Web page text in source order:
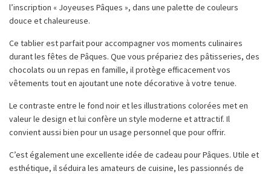
l’inscription « Joyeuses Pâques », dans une palette de couleurs
douce et chaleureuse.
Ce tablier est parfait pour accompagner vos moments culinaires
durant les fêtes de Pâques. Que vous prépariez des pâtisseries, des
chocolats ou un repas en famille, il protège efficacement vos
vêtements tout en ajoutant une note décorative à votre tenue.
Le contraste entre le fond noir et les illustrations colorées met en
valeur le design et lui confère un style moderne et attractif. Il
convient aussi bien pour un usage personnel que pour offrir.
C’est également une excellente idée de cadeau pour Pâques. Utile et
esthétique, il séduira les amateurs de cuisine, les passionnés de